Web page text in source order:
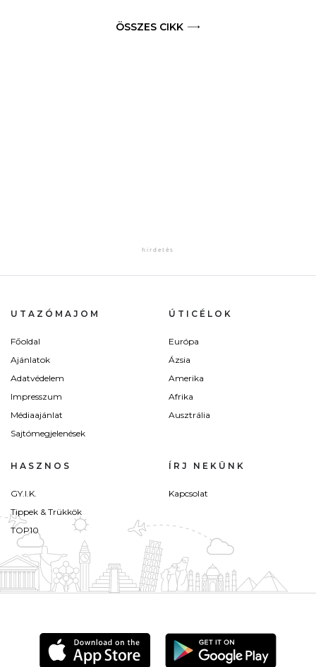
ÖSSZES CIKK
UTAZÓMAJOM
Főoldal
Ajánlatok
Adatvédelem
Impresszum
Médiaajánlat
Sajtómegjelenések
ÚTICÉLOK
Európa
Ázsia
Amerika
Afrika
Ausztrália
HASZNOS
GY.I.K.
Tippek & Trükkök
TOP10
ÍRJ NEKÜNK
Kapcsolat